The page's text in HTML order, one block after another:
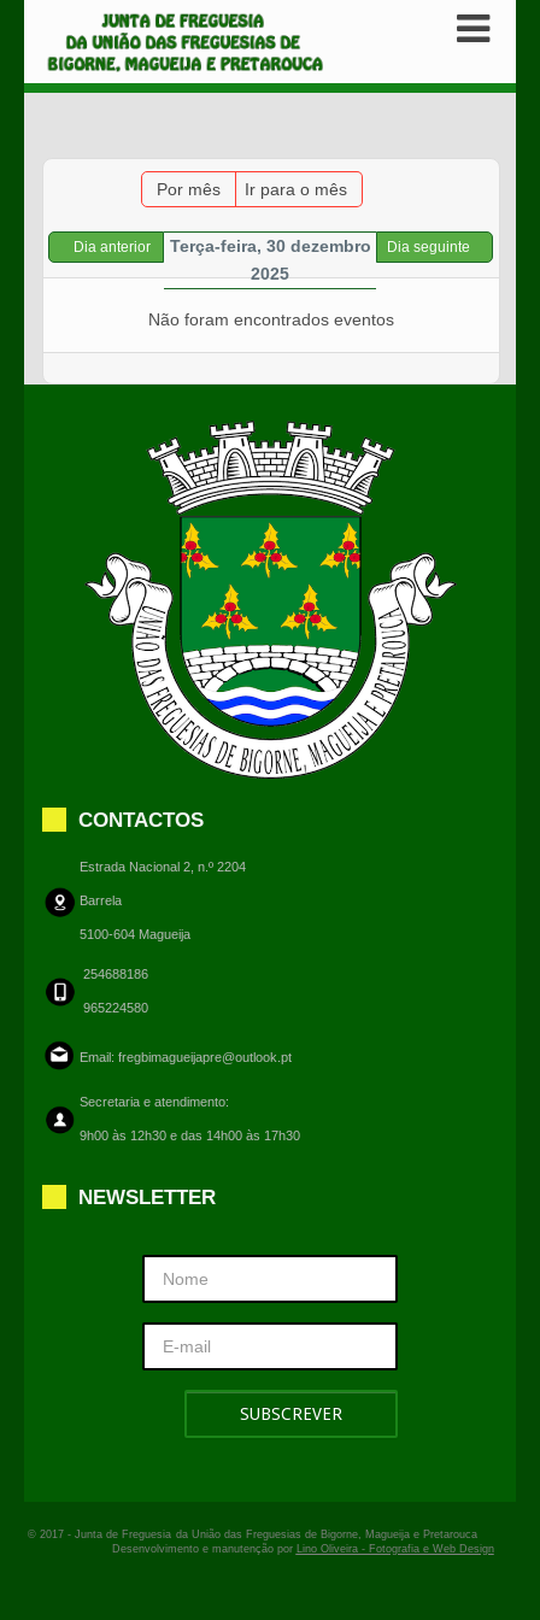
Por mês Ir para o mês
Dia anterior
Terça-feira, 30 dezembro
2025
Dia seguinte
Não foram encontrados eventos
CONTACTOS
Estrada Nacional 2, n.º 2204
Barrela
5100-604 Magueija
254688186
965224580
Email: fregbimagueijapre@outlook.pt
Secretaria e atendimento:
9h00 às 12h30 e das 14h00 às 17h30
NEWSLETTER
© 2017 - Junta de Freguesia da União das Freguesias de Bigorne, Magueija e Pretarouca
Desenvolvimento e manutenção por
Lino Oliveira - Fotografia e Web Design